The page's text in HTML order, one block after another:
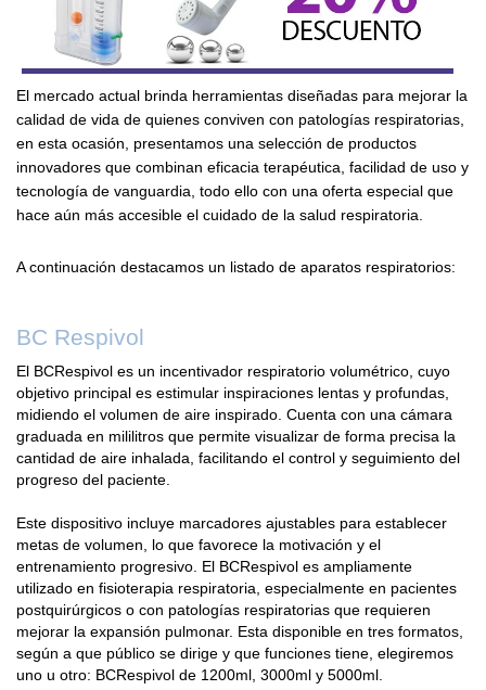
El mercado actual brinda herramientas diseñadas para mejorar la
calidad de vida de quienes conviven con patologías respiratorias,
en esta ocasión, presentamos una selección de productos
innovadores que combinan eficacia terapéutica, facilidad de uso y
tecnología de vanguardia, todo ello con una oferta especial que
hace aún más accesible el cuidado de la salud respiratoria.
A continuación destacamos un listado de aparatos respiratorios:
BC Respivol
El BCRespivol es un incentivador respiratorio volumétrico, cuyo
objetivo principal es estimular inspiraciones lentas y profundas,
midiendo el volumen de aire inspirado. Cuenta con una cámara
graduada en mililitros que permite visualizar de forma precisa la
cantidad de aire inhalada, facilitando el control y seguimiento del
progreso del paciente.
Este dispositivo incluye marcadores ajustables para establecer
metas de volumen, lo que favorece la motivación y el
entrenamiento progresivo. El BCRespivol es ampliamente
utilizado en fisioterapia respiratoria, especialmente en pacientes
postquirúrgicos o con patologías respiratorias que requieren
mejorar la expansión pulmonar. Esta disponible en tres formatos,
según a que público se dirige y que funciones tiene, elegiremos
uno u otro: BCRespivol de 1200ml, 3000ml y 5000ml.